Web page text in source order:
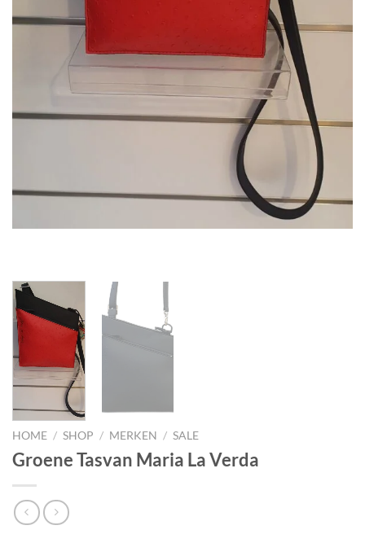
HOME / SHOP / MERKEN / SALE
Groene Tasvan Maria La Verda